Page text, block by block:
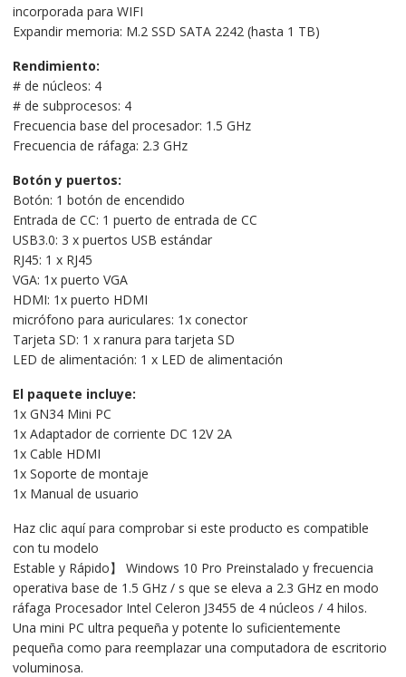
incorporada para WIFI
Expandir memoria: M.2 SSD SATA 2242 (hasta 1 TB)
Rendimiento:
# de núcleos: 4
# de subprocesos: 4
Frecuencia base del procesador: 1.5 GHz
Frecuencia de ráfaga: 2.3 GHz
Botón y puertos:
Botón: 1 botón de encendido
Entrada de CC: 1 puerto de entrada de CC
USB3.0: 3 x puertos USB estándar
RJ45: 1 x RJ45
VGA: 1x puerto VGA
HDMI: 1x puerto HDMI
micrófono para auriculares: 1x conector
Tarjeta SD: 1 x ranura para tarjeta SD
LED de alimentación: 1 x LED de alimentación
El paquete incluye:
1x GN34 Mini PC
1x Adaptador de corriente DC 12V 2A
1x Cable HDMI
1x Soporte de montaje
1x Manual de usuario
Haz clic aquí para comprobar si este producto es compatible
con tu modelo
Estable y Rápido】 Windows 10 Pro Preinstalado y frecuencia
operativa base de 1.5 GHz / s que se eleva a 2.3 GHz en modo
ráfaga Procesador Intel Celeron J3455 de 4 núcleos / 4 hilos.
Una mini PC ultra pequeña y potente lo suficientemente
pequeña como para reemplazar una computadora de escritorio
voluminosa.